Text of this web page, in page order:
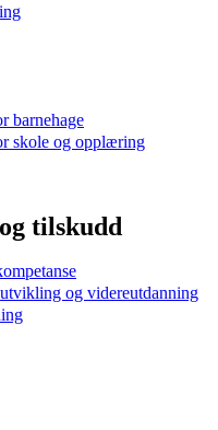
barnehage
skole og opplæring
tilskudd
og videreutdanning